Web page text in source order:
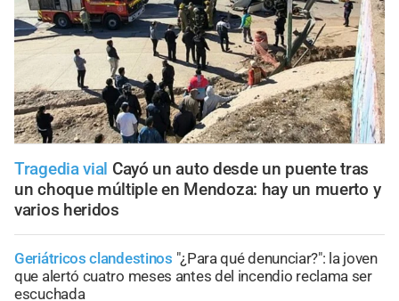
Tragedia vial Cayó un auto desde un puente tras
un choque múltiple en Mendoza: hay un muerto y
varios heridos
Geriátricos clandestinos "¿Para qué denunciar?": la joven
que alertó cuatro meses antes del incendio reclama ser
escuchada